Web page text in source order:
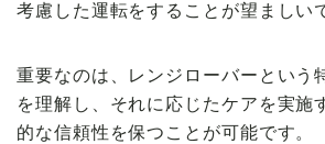
考慮した運転をすることが望ましい
重要なのは、レンジローバーという
を理解し、それに応じたケアを実施
的な信頼性を保つことが可能です。